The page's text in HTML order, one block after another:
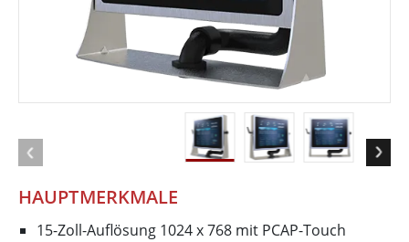
HAUPTMERKMALE
15-Zoll-Auflösung 1024 x 768 mit PCAP-Touch